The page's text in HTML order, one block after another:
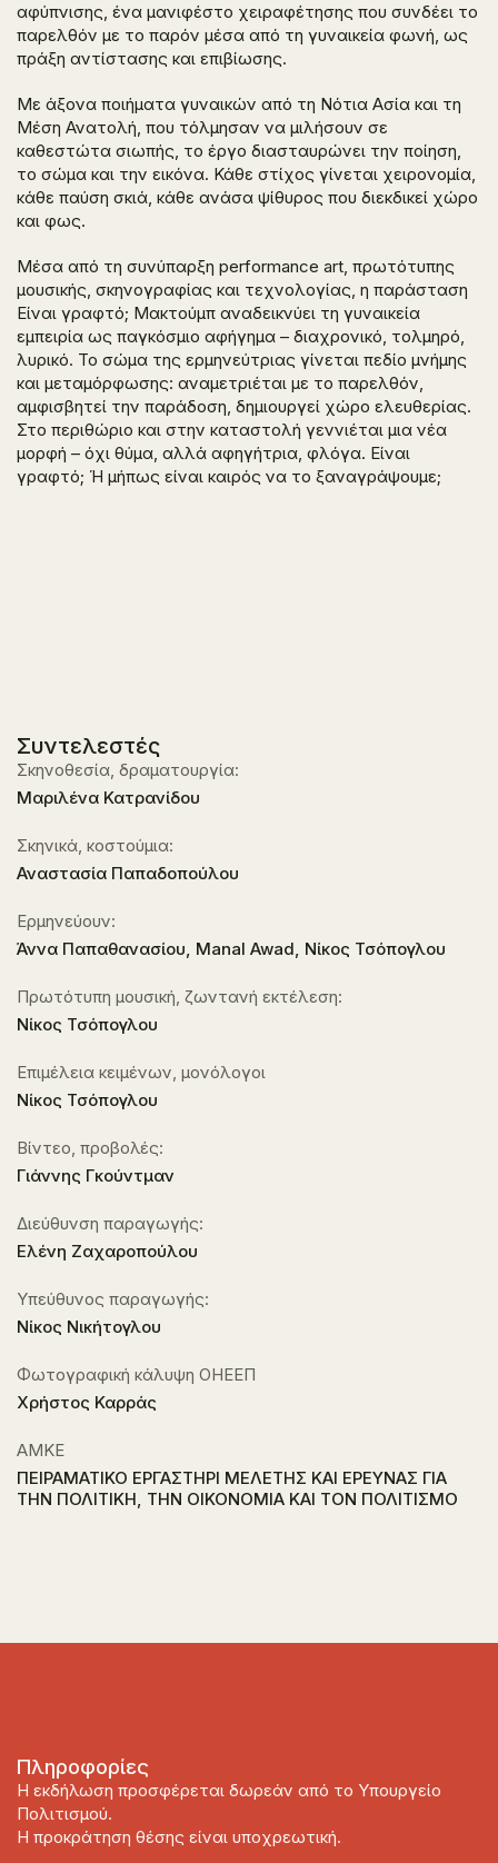
αφύπνισης, ένα μανιφέστο χειραφέτησης που συνδέει το
παρελθόν με το παρόν μέσα από τη γυναικεία φωνή, ως
πράξη αντίστασης και επιβίωσης.
Με άξονα ποιήματα γυναικών από τη Νότια Ασία και τη
Μέση Ανατολή, που τόλμησαν να μιλήσουν σε
καθεστώτα σιωπής, το έργο διασταυρώνει την ποίηση,
το σώμα και την εικόνα. Κάθε στίχος γίνεται χειρονομία,
κάθε παύση σκιά, κάθε ανάσα ψίθυρος που διεκδικεί χώρο
και φως.
Μέσα από τη συνύπαρξη performance art, πρωτότυπης
μουσικής, σκηνογραφίας και τεχνολογίας, η παράσταση
Είναι γραφτό; Μακτούμπ αναδεικνύει τη γυναικεία
εμπειρία ως παγκόσμιο αφήγημα – διαχρονικό, τολμηρό,
λυρικό. Το σώμα της ερμηνεύτριας γίνεται πεδίο μνήμης
και μεταμόρφωσης: αναμετριέται με το παρελθόν,
αμφισβητεί την παράδοση, δημιουργεί χώρο ελευθερίας.
Στο περιθώριο και στην καταστολή γεννιέται μια νέα
μορφή – όχι θύμα, αλλά αφηγήτρια, φλόγα. Είναι
γραφτό; Ή μήπως είναι καιρός να το ξαναγράψουμε;
Συντελεστές
Σκηνοθεσία, δραματουργία:
Μαριλένα Κατρανίδου
Σκηνικά, κοστούμια:
Αναστασία Παπαδοπούλου
Ερμηνεύουν:
Άννα Παπαθανασίου, Manal Awad, Νίκος Τσόπογλου
Πρωτότυπη μουσική, ζωντανή εκτέλεση:
Νίκος Τσόπογλου
Επιμέλεια κειμένων, μονόλογοι
Νίκος Τσόπογλου
Βίντεο, προβολές:
Γιάννης Γκούντμαν
Διεύθυνση παραγωγής:
Ελένη Ζαχαροπούλου
Υπεύθυνος παραγωγής:
Νίκος Νικήτογλου
Φωτογραφική κάλυψη ΟΗΕΕΠ
Χρήστος Καρράς
ΑΜΚΕ
ΠΕΙΡΑΜΑΤΙΚΟ ΕΡΓΑΣΤΗΡΙ ΜΕΛΕΤΗΣ ΚΑΙ ΕΡΕΥΝΑΣ ΓΙΑ
ΤΗΝ ΠΟΛΙΤΙΚΗ, ΤΗΝ ΟΙΚΟΝΟΜΙΑ ΚΑΙ ΤΟΝ ΠΟΛΙΤΙΣΜΟ
Πληροφορίες
Η εκδήλωση προσφέρεται δωρεάν από το Υπουργείο
Πολιτισμού.
Η προκράτηση θέσης είναι υποχρεωτική.